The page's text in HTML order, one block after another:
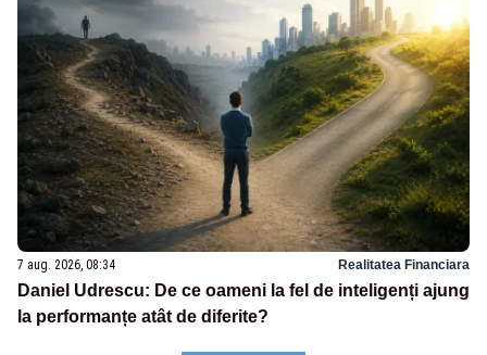
7 aug. 2026, 08:34 Realitatea Financiara
Daniel Udrescu: De ce oameni la fel de inteligenți ajung
la performanțe atât de diferite?